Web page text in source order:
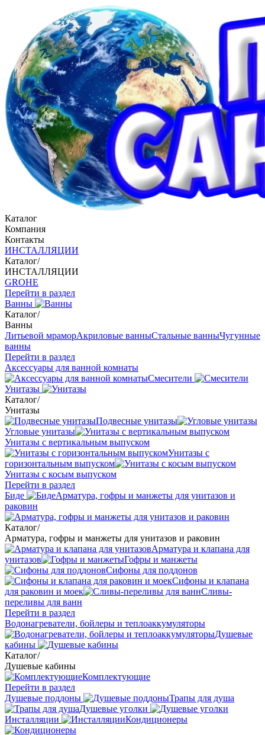
Каталог
Компания
Контакты
ИНСТАЛЛЯЦИИ
Каталог/
ИНСТАЛЛЯЦИИ
GROHE
Перейти в раздел
Ванны
Каталог/
Ванны
Литьевой мраморАкриловые ванныСтальные ванныЧугунные
ванны
Перейти в раздел
Аксессуары для ванной комнаты
Смесители
Унитазы
Каталог/
Унитазы
Подвесные унитазы
Угловые унитазы
Унитазы с вертикальным выпуском
Унитазы с
горизонтальным выпуском
Унитазы с косым выпуском
Перейти в раздел
Биде
Арматура, гофры и манжеты для унитазов и
раковин
Каталог/
Арматура, гофры и манжеты для унитазов и раковин
Арматура и клапана для
унитазов
Гофры и манжеты
Сифоны для поддонов
Сифоны и клапана
для раковин и моек
Сливы-
переливы для ванн
Перейти в раздел
Водонагреватели, бойлеры и теплоаккумуляторы
Душевые
кабины
Каталог/
Душевые кабины
Комплектующие
Перейти в раздел
Душевые поддоны
Трапы для душа
Душевые уголки
Инсталляции
Кондиционеры